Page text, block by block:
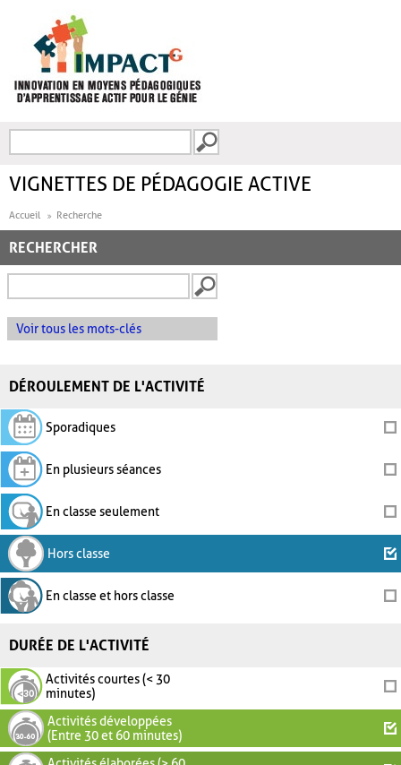
FORMULAIRE DE
VIGNETTES DE PÉDAGOGIE ACTIVE
Accueil Recherche
RECHERCHER
Voir tous les mots-clés
DÉROULEMENT DE L'ACTIVITÉ
Sporadiques
En plusieurs séances
En classe seulement
Hors classe
En classe et hors classe
DURÉE DE L'ACTIVITÉ
Activités courtes (< 30
minutes)
Activités développées
(Entre 30 et 60 minutes)